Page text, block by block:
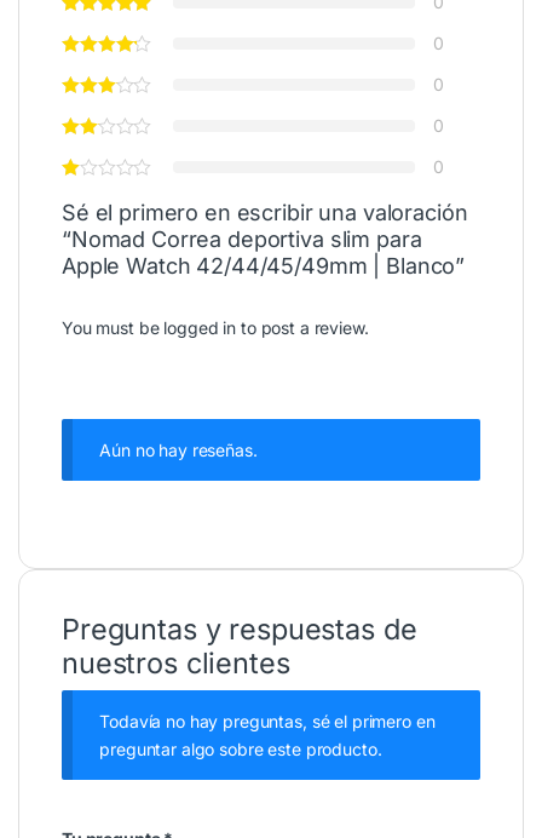
0
0
0
0
Sé el primero en escribir una valoración
“Nomad Correa deportiva slim para
Apple Watch 42/44/45/49mm | Blanco”
You must be logged in to post a review.
Aún no hay reseñas.
Preguntas y respuestas de
nuestros clientes
Todavía no hay preguntas, sé el primero en
preguntar algo sobre este producto.